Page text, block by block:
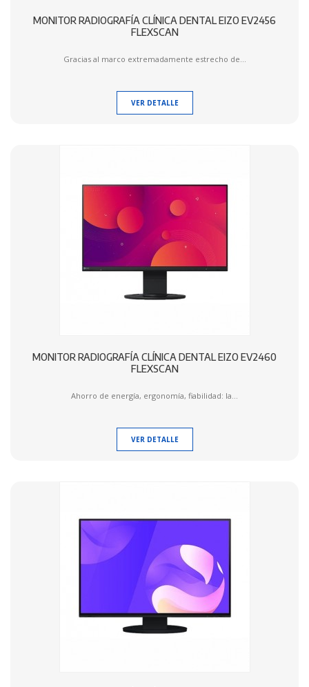
MONITOR RADIOGRAFÍA CLÍNICA DENTAL EIZO EV2456
FLEXSCAN
Gracias al marco extremadamente estrecho de...
VER DETALLE
MONITOR RADIOGRAFÍA CLÍNICA DENTAL EIZO EV2460
FLEXSCAN
Ahorro de energía, ergonomía, fiabilidad: la...
VER DETALLE